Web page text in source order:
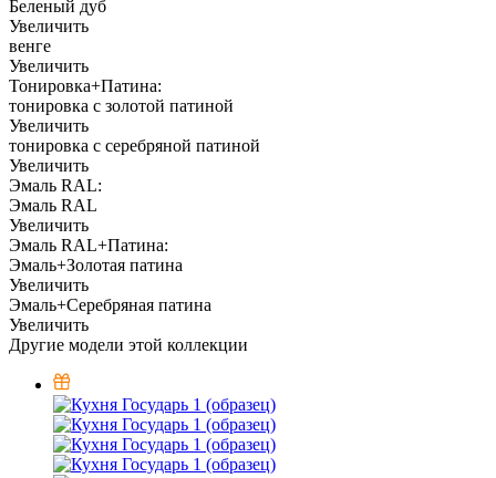
Беленый дуб
Увеличить
венге
Увеличить
Тонировка+Патина:
тонировка с золотой патиной
Увеличить
тонировка с серебряной патиной
Увеличить
Эмаль RAL:
Эмаль RAL
Увеличить
Эмаль RAL+Патина:
Эмаль+Золотая патина
Увеличить
Эмаль+Серебряная патина
Увеличить
Другие модели этой коллекции